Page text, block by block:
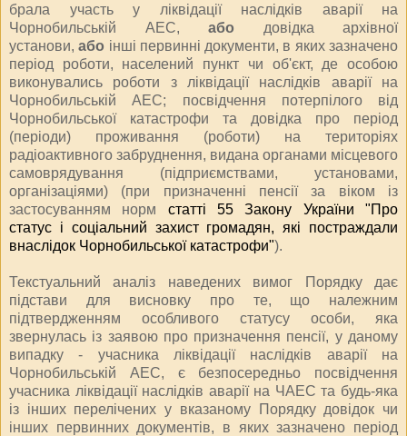
брала участь у ліквідації наслідків аварії на
Чорнобильській АЕС, або довідка архівної
установи,або інші первинні документи, в яких зазначено
період роботи, населений пункт чи об'єкт, де особою
виконувались роботи з ліквідації наслідків аварії на
Чорнобильській АЕС; посвідчення потерпілого від
Чорнобильської катастрофи та довідка про період
(періоди) проживання (роботи) на територіях
радіоактивного забруднення, видана органами місцевого
самоврядування (підприємствами, установами,
організаціями) (при призначенні пенсії за віком із
застосуванням норм статті 55 Закону України "Про
статус і соціальний захист громадян, які постраждали
внаслідок Чорнобильської катастрофи").
Текстуальний аналіз наведених вимог Порядку дає
підстави для висновку про те, що належним
підтвердженням особливого статусу особи, яка
звернулась із заявою про призначення пенсії, у даному
випадку - учасника ліквідації наслідків аварії на
Чорнобильській АЕС, є безпосередньо посвідчення
учасника ліквідації наслідків аварії на ЧАЕС та будь-яка
із інших перелічених у вказаному Порядку довідок чи
інших первинних документів, в яких зазначено період